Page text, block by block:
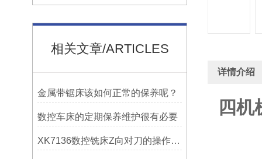
相关文章/ARTICLES
金属带锯床该如何正常的保养呢？
数控车床的定期保养维护很有必要
XK7136数控铣床Z向对刀的操作方法
详情介绍
四